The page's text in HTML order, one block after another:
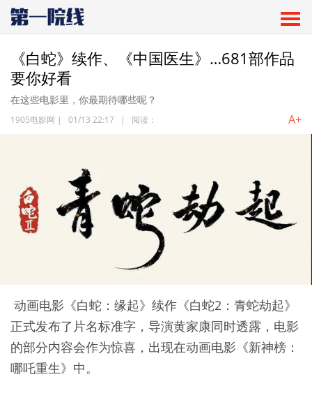
《白蛇》续作、《中国医生》…681部作品
要你好看
在这些电影里，你最期待哪些呢？
1905电影网 | 01/13 22:17 | 阅读： A+
动画电影《白蛇：缘起》续作《白蛇2：青蛇劫起》
正式发布了片名标准字，导演黄家康同时透露，电影
的部分内容会作为惊喜，出现在动画电影《新神榜：
哪吒重生》中。